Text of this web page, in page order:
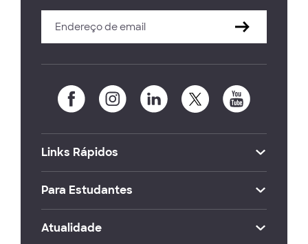
Links Rápidos
Para Estudantes
Atualidade